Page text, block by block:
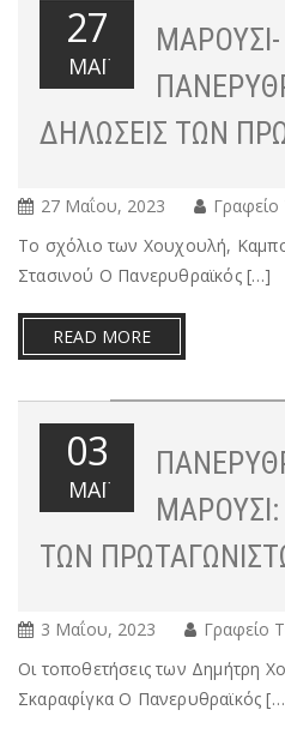
27
ΜΆΙ
ΜΑΡΟΥΣΙ-
ΔΗΛΏΣΕΙΣ ΤΩΝ
27 Μαΐου, 2023
Το σχόλιο των Χουχουλή,
Στασινού Ο Πανερυθραϊκός […]
READ MORE
03
ΜΆΙ
ΜΑΡΟΥΣΙ:
ΤΩΝ
3 Μαΐου, 2023 Γραφείο
Οι τοποθετήσεις των Δημήτρη
Σκαραφίγκα Ο Πανερυθραϊκός